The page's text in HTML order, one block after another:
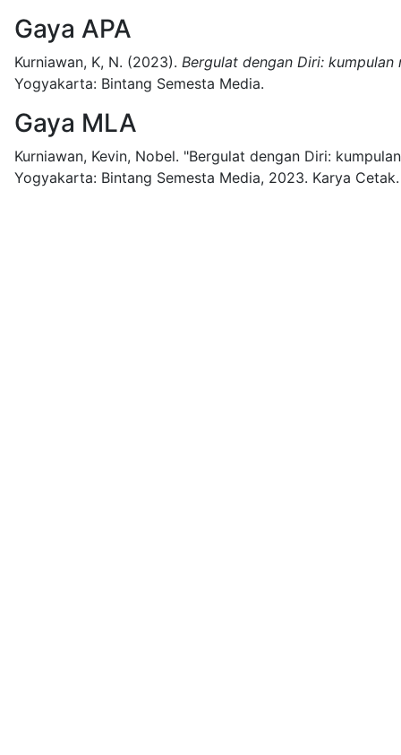
Gaya APA
Kurniawan, K, N. (2023). Bergulat dengan Diri:
Yogyakarta: Bintang Semesta Media.
Gaya MLA
Kurniawan, Kevin, Nobel. "Bergulat dengan Diri:
Yogyakarta: Bintang Semesta Media, 2023. Karya Cetak.